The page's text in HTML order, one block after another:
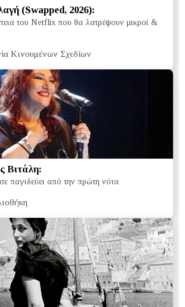
(Swapped, 2026):
του Netflix που θα λατρέψουν μικροί &
Κινουμένων Σχεδίων
Βιτάλη:
παγιδεύει από την πρώτη νότα